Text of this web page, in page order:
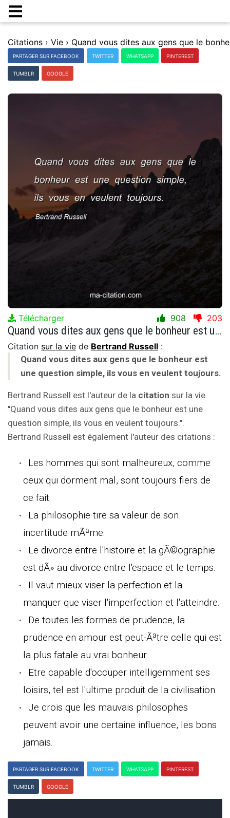
Citations › Vie ›
PARTAGER SUR FACEBOOK TWITTER WHATSAPP PINTEREST
TUMBLR GOOGLE
Télécharger 908 203
Quand vous dites aux gens que le bonheur est une question simple, ils vous en veulent toujours.
Citation sur la vie de Bertrand Russell :
Quand vous dites aux gens que le bonheur est
une question simple, ils vous en veulent toujours.
Bertrand Russell est l'auteur de la citation sur la vie
"Quand vous dites aux gens que le bonheur est une
question simple, ils vous en veulent toujours.".
Bertrand Russell est également l'auteur des citations :
Les hommes qui sont malheureux, comme
ceux qui dorment mal, sont toujours fiers de
ce fait.
La philosophie tire sa valeur de son
incertitude mÃªme.
Le divorce entre l'histoire et la gÃ©ographie
est dÃ» au divorce entre l'espace et le temps.
Il vaut mieux viser la perfection et la
manquer que viser l'imperfection et l'atteindre.
De toutes les formes de prudence, la
prudence en amour est peut-Ãªtre celle qui est
la plus fatale au vrai bonheur.
Etre capable d'occuper intelligemment ses
loisirs, tel est l'ultime produit de la civilisation.
Je crois que les mauvais philosophes
peuvent avoir une certaine influence, les bons
jamais.
PARTAGER SUR FACEBOOK TWITTER WHATSAPP PINTEREST
TUMBLR GOOGLE